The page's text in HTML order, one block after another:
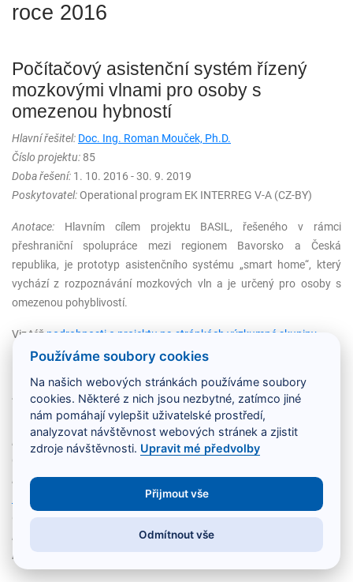
roce 2016
Počítačový asistenční systém řízený
mozkovými vlnami pro osoby s
omezenou hybností
Hlavní řešitel: Doc. Ing. Roman Mouček, Ph.D.
Číslo projektu: 85
Doba řešení: 1. 10. 2016 - 30. 9. 2019
Poskytovatel: Operational program EK INTERREG V-A (CZ-BY)
Anotace: Hlavním cílem projektu BASIL, řešeného v rámci
přeshraniční spolupráce mezi regionem Bavorsko a Česká
republika, je prototyp asistenčního systému „smart home“, který
vychází z rozpoznávání mozkových vln a je určený pro osoby s
omezenou pohyblivostí.
Viz též podrobnosti o projektu na stránkách výzkumné skupiny.
Zpřístupnění dotazů jazykové poradny v
lingvisticky strukturované databázi
Hlavní řešitel: PhDr. Martin Prošek, Ph.D. (Ústav pro jazyk český AV
Řešitel na KIV:Ing. Martin Dostal, Ph.D.;Ing. Martin Zíma, Ph.D.;Ing.
Číslo projektu:DG16P02B009
Doba řešení:
1. 3. 2016 - 31. 12. 2019
Poskytovatel:MKČR
Používáme soubory cookies
Na našich webových stránkách používáme soubory
cookies. Některé z nich jsou nezbytné, zatímco jiné
nám pomáhají vylepšit uživatelské prostředí,
analyzovat návštěvnost webových stránek a zjistit
zdroje návštěvnosti. Upravit mé předvolby
Přijmout vše
Odmítnout vše